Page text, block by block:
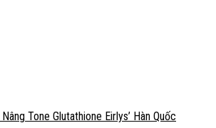
Tone Glutathione Eirlys’ Hàn Quốc